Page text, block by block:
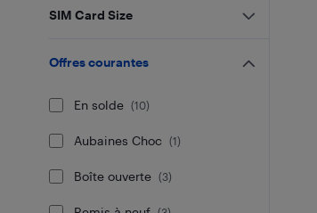
SIM Card Size
Offres courantes
En solde (10)
Aubaines Choc (1)
Boîte ouverte (3)